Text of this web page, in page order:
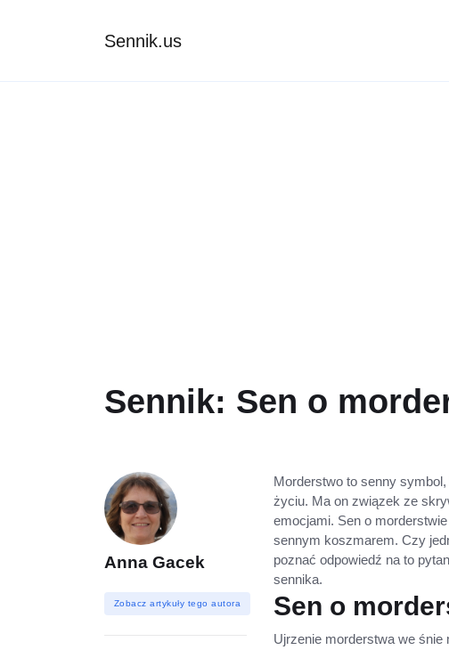
Sennik.us
Sennik: Sen o
Anna Gacek
Zobacz artykuły tego autora
Morderstwo to senny
życiu. Ma on związek ze
emocjami. Sen o
sennym koszmarem. Czy
poznać odpowiedź na to
sennika.
Sen o
Ujrzenie morderstwa we śnie